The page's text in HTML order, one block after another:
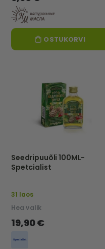
OSTUKORVI
Seedripuuõli 100ML-
Spetcialist
31 laos
Hea valik
19,90 €